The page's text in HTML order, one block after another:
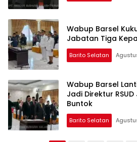
Wabup Barsel
Jabatan Tiga
Barito Selatan
Wabup Barsel
Jadi Direktur
Buntok
Barito Selatan